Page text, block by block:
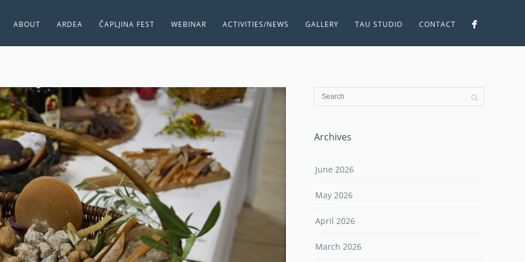
ABOUT ARDEA ČAPLJINA FEST WEBINAR ACTIVITIES/NEWS GALLERY TAU STUDIO CONTACT
Archives
June 2026
May 2026
April 2026
March 2026